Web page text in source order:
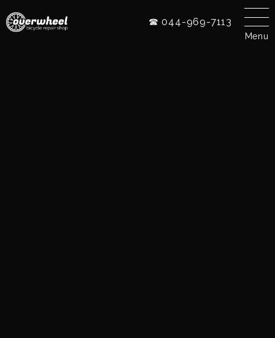
☎ 044-969-7113
Menu